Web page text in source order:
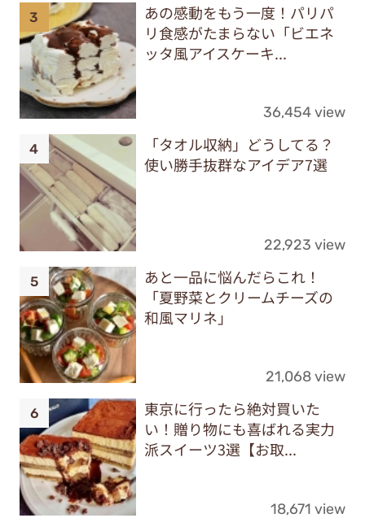
あの感動をもう一度！パリパ
リ食感がたまらない「ビエネ
ッタ風アイスケーキ...
36,454 view
「タオル収納」どうしてる？
使い勝手抜群なアイデア7選
22,923 view
あと一品に悩んだらこれ！
「夏野菜とクリームチーズの
和風マリネ」
21,068 view
東京に行ったら絶対買いた
い！贈り物にも喜ばれる実力
派スイーツ3選【お取...
18,671 view